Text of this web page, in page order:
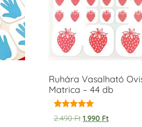
Ruhára Vasalható
Matrica – 44 db
Értékelés:
5.00
2.490Ft 1.990 Ft